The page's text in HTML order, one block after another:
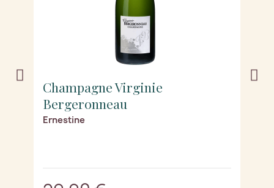
Champagne Virginie
Bergeronneau
Ernestine